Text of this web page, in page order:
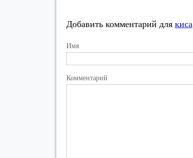
Добавить комментарий для киса
Имя
Комментарий